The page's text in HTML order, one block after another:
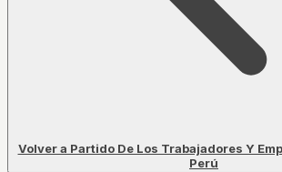
Volver a Partido De Los Trabajadores Y
Perú